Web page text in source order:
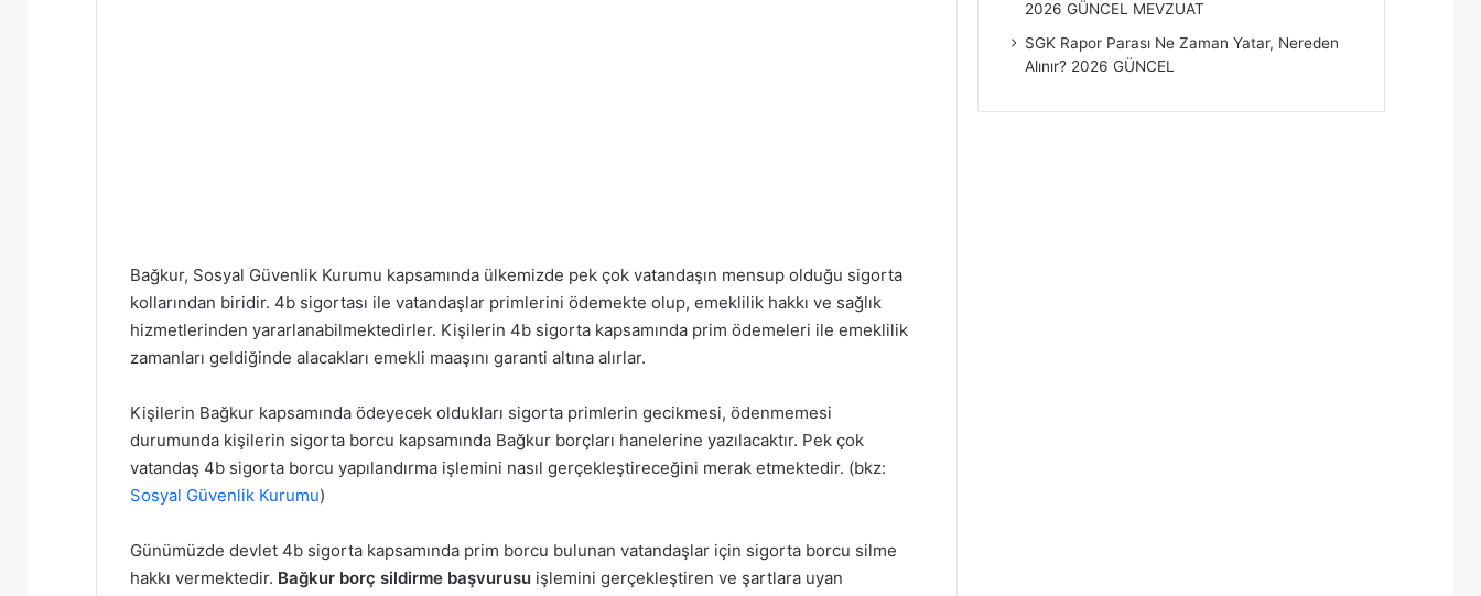
Bağkur, Sosyal Güvenlik Kurumu kapsamında ülkemizde pek çok vatandaşın mensup olduğu sigorta
kollarından biridir. 4b sigortası ile vatandaşlar primlerini ödemekte olup, emeklilik hakkı ve sağlık
hizmetlerinden yararlanabilmektedirler. Kişilerin 4b sigorta kapsamında prim ödemeleri ile emeklilik
zamanları geldiğinde alacakları emekli maaşını garanti altına alırlar.
Kişilerin Bağkur kapsamında ödeyecek oldukları sigorta primlerin gecikmesi, ödenmemesi
durumunda kişilerin sigorta borcu kapsamında Bağkur borçları hanelerine yazılacaktır. Pek çok
vatandaş 4b sigorta borcu yapılandırma işlemini nasıl gerçekleştireceğini merak etmektedir. (bkz:
Sosyal Güvenlik Kurumu)
Günümüzde devlet 4b sigorta kapsamında prim borcu bulunan vatandaşlar için sigorta borcu silme
hakkı vermektedir. Bağkur borç sildirme başvurusu işlemini gerçekleştiren ve şartlara uyan
2026 GÜNCEL MEVZUAT
SGK Rapor Parası Ne Zaman Yatar, Nereden
Alınır? 2026 GÜNCEL